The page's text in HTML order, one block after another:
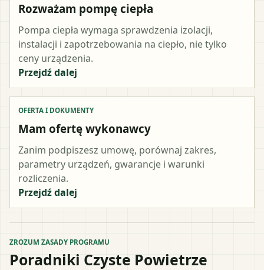
Rozważam pompę ciepła
Pompa ciepła wymaga sprawdzenia izolacji,
instalacji i zapotrzebowania na ciepło, nie tylko
ceny urządzenia.
Przejdź dalej
OFERTA I DOKUMENTY
Mam ofertę wykonawcy
Zanim podpiszesz umowę, porównaj zakres,
parametry urządzeń, gwarancje i warunki
rozliczenia.
Przejdź dalej
ZROZUM ZASADY PROGRAMU
Poradniki Czyste Powietrze